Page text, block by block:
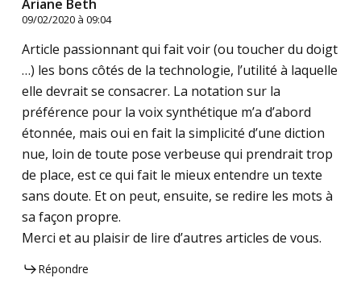
Ariane Beth
09/02/2020 à 09:04
Article passionnant qui fait voir (ou toucher du doigt
…) les bons côtés de la technologie, l’utilité à laquelle
elle devrait se consacrer. La notation sur la
préférence pour la voix synthétique m’a d’abord
étonnée, mais oui en fait la simplicité d’une diction
nue, loin de toute pose verbeuse qui prendrait trop
de place, est ce qui fait le mieux entendre un texte
sans doute. Et on peut, ensuite, se redire les mots à
sa façon propre.
Merci et au plaisir de lire d’autres articles de vous.
Répondre